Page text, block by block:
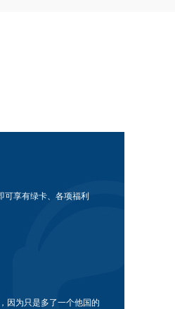
可享有绿卡、各项福利
因为只是多了一个他国的